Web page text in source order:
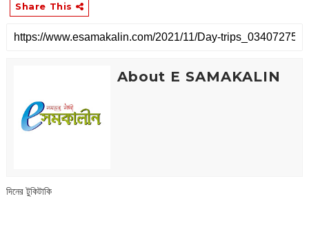
Share This
About E SAMAKALIN
দিনের টুকিটাকি